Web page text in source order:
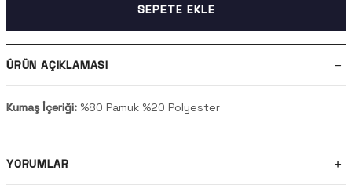
SEPETE EKLE
ÜRÜN AÇIKLAMASI
Kumaş İçeriği: %80 Pamuk %20 Polyester
YORUMLAR